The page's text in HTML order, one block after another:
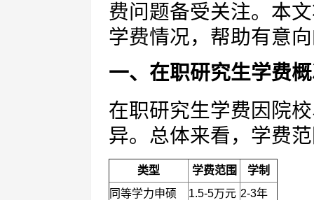
费问题备受关注。本
学费情况，帮助有意
一、在职研究生学费
在职研究生学费因院
异。总体来看，学费
类型 学费范围
学制
同等学力申硕
1.5-5万元 2-3年